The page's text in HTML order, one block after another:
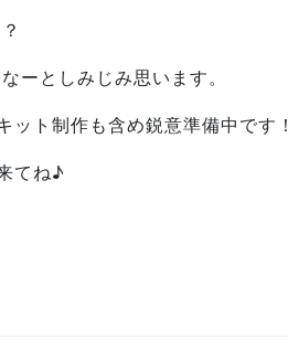
ーとしみじみ思います。
ト制作も含め鋭意準備中です！
てね♪